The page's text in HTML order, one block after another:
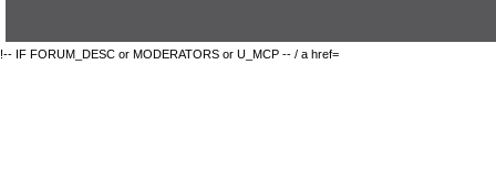
!-- IF FORUM_DESC or MODERATORS or U_MCP -- / a href=